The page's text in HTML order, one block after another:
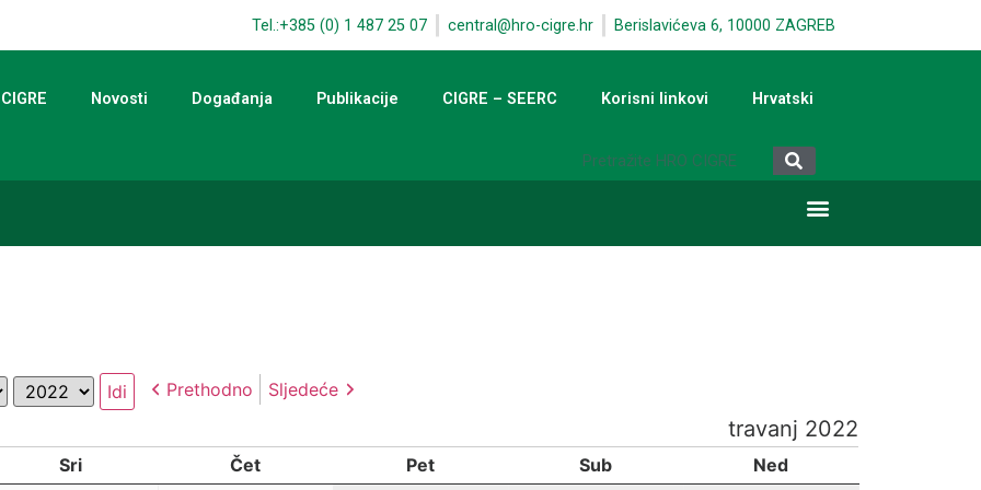
Tel.:+385 (0) 1 487 25 07 central@hro-cigre.hr Berislavićeva 6, 10000 ZAGREB
Novosti Događanja Publikacije CIGRE – SEERC Korisni linkovi Hrvatski
Godina Prethodno Sljedeće
travanj 2022
Sri Čet Pet Sub
Ned